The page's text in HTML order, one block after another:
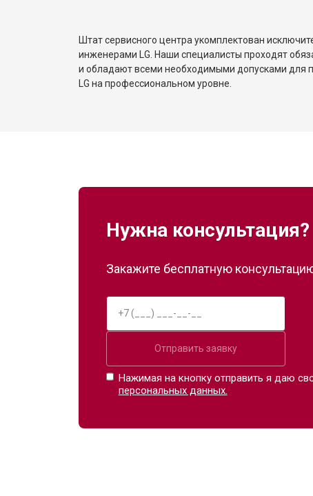
Штат сервисного центра укомплектован
инженерами LG. Наши специалисты проходят
и обладают всеми необходимыми допусками для
LG на профессиональном уровне.
Нужна консультация?
Закажите бесплатную
Отправить заявку
Нажимая на кнопку отправить я даю
персональных данных.